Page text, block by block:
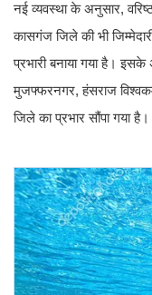
नई व्यवस्था के अनुसार,
कासगंज जिले की भी
प्रभारी बनाया गया है।
मुजफ्फरनगर, हंसराज
जिले का प्रभार सौंपा गया है।